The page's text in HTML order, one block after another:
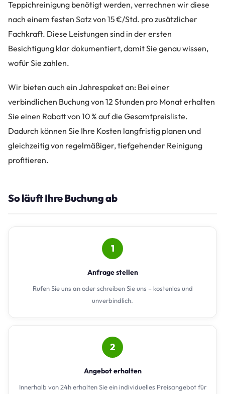
Teppichreinigung benötigt werden, verrechnen wir diese
nach einem festen Satz von 15 €/Std. pro zusätzlicher
Fachkraft. Diese Leistungen sind in der ersten
Besichtigung klar dokumentiert, damit Sie genau wissen,
wofür Sie zahlen.
Wir bieten auch ein Jahrespaket an: Bei einer
verbindlichen Buchung von 12 Stunden pro Monat erhalten
Sie einen Rabatt von 10 % auf die Gesamtpreisliste.
Dadurch können Sie Ihre Kosten langfristig planen und
gleichzeitig von regelmäßiger, tiefgehender Reinigung
profitieren.
So läuft Ihre Buchung ab
1
Anfrage stellen
Rufen Sie uns an oder schreiben Sie uns – kostenlos und
unverbindlich.
2
Angebot erhalten
Innerhalb von 24h erhalten Sie ein individuelles Preisangebot für